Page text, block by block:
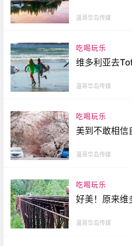
温哥华岛传媒
吃喝玩乐
维多利亚去
温哥华岛传媒
吃喝玩乐
美到不敢相信
温哥华岛传媒
吃喝玩乐
好美！原来维
温哥华岛传媒